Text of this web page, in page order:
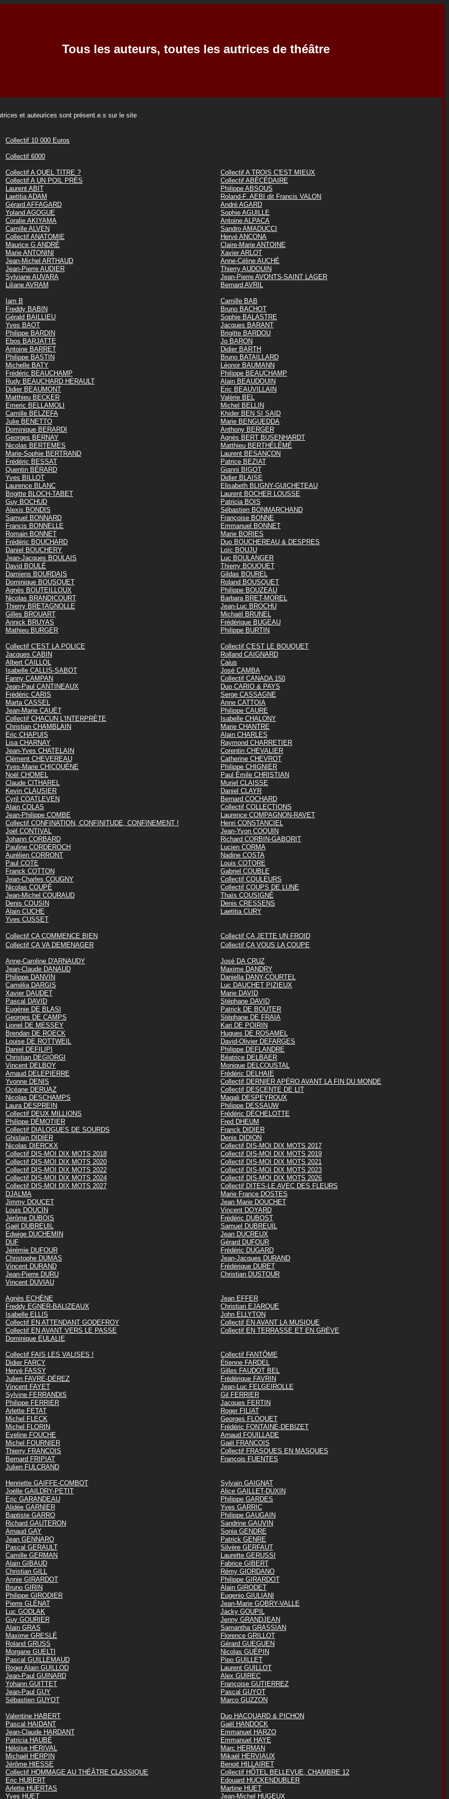
Tous les auteurs, toutes les autrices de théâtre
et auteurices sont présent.e.s sur le site
Collectif 10 000 Euros
Collectif 6000
Collectif A QUEL TITRE ?
Collectif A TROIS C'EST MIEUX
Collectif A UN POIL PRÈS
Collectif ABÉCÉDAIRE
Laurent ABIT
Philippe ABSOUS
Laetitia ADAM
Roland-F. AEBI dit Francis VALON
Gérard AFFAGARD
André AGARD
Yoland AGOGUE
Sophie AGUILLE
Coralie AKIYAMA
Antoine ALPACA
Camille ALVEN
Sandro AMADUCCI
Collectif ANATOMIE
Hervé ANCONA
Maurice G ANDRÉ
Claire-Marie ANTOINE
Marie ANTONINI
Xavier ARLOT
Jean-Michel ARTHAUD
Anne-Céline AUCHÉ
Jean-Pierre AUDIER
Thierry AUDOUIN
Sylviane AUVARA
Jean-Pierre AVONTS-SAINT LAGER
Liliane AVRAM
Bernard AVRIL
Iam B
Camille BAB
Freddy BABIN
Bruno BACHOT
Gérald BAILLIEU
Sophie BALASTRE
Yves BAOT
Jacques BARANT
Philippe BARDIN
Brigitte BARDOU
Ebos BARJATTE
Jo BARON
Antoine BARRET
Didier BARTH
Philippe BASTIN
Bruno BATAILLARD
Michelle BATY
Léonor BAUMANN
Frédéric BEAUCHAMP
Philippe BEAUCHAMP
Rudy BEAUCHARD HERAULT
Alain BEAUDOUIN
Didier BEAUMONT
Eric BEAUVILLAIN
Matthieu BECKER
Valérie BEL
Emeric BELLAMOLI
Michel BELLIN
Camille BELZEFA
Khider BEN SI SAID
Julie BENETTO
Marie BENGUEDDA
Dominique BERARDI
Anthony BERGER
Georges BERNAY
Agnès BERT BUSENHARDT
Nicolas BERTEMES
Matthieu BERTHÉLÉMÉ
Marie-Sophie BERTRAND
Laurent BESANÇON
Frédéric BESSAT
Patrice BEZIAT
Quentin BÉRARD
Gianni BIGOT
Yves BILLOT
Didier BLAISE
Laurence BLANC
Elisabeth BLIGNY-GUICHETEAU
Brigitte BLOCH-TABET
Laurent BOCHER LOUSSE
Guy BOCHUD
Patricia BOIS
Alexis BONDIS
Sébastien BONMARCHAND
Samuel BONNARD
Françoise BONNE
Francis BONNELLE
Emmanuel BONNET
Romain BONNET
Marie BORIES
Frédéric BOUCHARD
Duo BOUCHEREAU & DESPRES
Daniel BOUCHERY
Loïc BOUJU
Jean-Jacques BOULAIS
Luc BOULANGER
David BOULÉ
Thierry BOUQUET
Damiens BOURDAIS
Gildas BOUREL
Dominique BOUSQUET
Roland BOUSQUET
Agnès BOUTEILLOUX
Philippe BOUZEAU
Nicolas BRANDICOURT
Barbara BRET-MOREL
Thierry BRETAGNOLLE
Jean-Luc BROCHU
Gilles BROUART
Michaël BRUNEL
Annick BRUYAS
Frédérique BUGEAU
Mathieu BURGER
Philippe BURTIN
Collectif C'EST LA POLICE
Collectif C'EST LE BOUQUET
Jacques CABIN
Rolland CAIGNARD
Albert CAILLOL
Caius
Isabelle CALLIS-SABOT
José CAMBA
Fanny CAMPAN
Collectif CANADA 150
Jean-Paul CANTINEAUX
Duo CARIO & PAYS
Frédéric CARIS
Serge CASSAGNE
Marta CASSEL
Anne CATTOIA
Jean-Marie CAUËT
Philippe CAURE
Collectif CHACUN L'INTERPRÈTE
Isabelle CHALONY
Christian CHAMBLAIN
Marie CHANTRE
Eric CHAPUIS
Alain CHARLES
Lisa CHARNAY
Raymond CHARRETIER
Jean-Yves CHATELAIN
Corentin CHEVALIER
Clément CHEVEREAU
Catherine CHEVROT
Yves-Marie CHICOUÉNE
Philippe CHIGNIER
Noël CHOMEL
Paul Émile CHRISTIAN
Claude CITHAREL
Muriel CLAISSE
Kevin CLAUSIER
Daniel CLAYR
Cyril COATLEVEN
Bernard COCHARD
Alain COLAS
Collectif COLLECTIONS
Jean-Philippe COMBE
Laurence COMPAGNON-RAVET
Collectif CONFINATION, CONFINITUDE, CONFINEMENT !
Henri CONSTANCIEL
Joël CONTIVAL
Jean-Yvon COQUIN
Johann CORBARD
Richard CORBIN-GABORIT
Pauline CORDEROCH
Lucien CORMA
Aurélien CORRONT
Nadine COSTA
Paul COTE
Louis COTORE
Franck COTTON
Gabriel COUBLE
Jean-Charles COUGNY
Collectif COULEURS
Nicolas COUPÉ
Collectif COUPS DE LUNE
Jean-Michel COURAUD
Thaïs COUSIGNÉ
Denis COUSIN
Denis CRESSENS
Alain CUCHE
Laetitia CURY
Yves CUSSET
Collectif ÇA COMMENCE BIEN
Collectif ÇA JETTE UN FROID
Collectif ÇA VA DEMENAGER
Collectif ÇA VOUS LA COUPE
Anne-Caroline D'ARNAUDY
José DA CRUZ
Jean-Claude DANAUD
Maxime DANDRY
Philippe DANVIN
Daniella DANY-COURTEL
Camélia DARGIS
Luc DAUCHET PIZIEUX
Xavier DAUDET
Marie DAVID
Pascal DAVID
Stéphane DAVID
Eugénie DE BLASI
Patrick DE BOUTER
Georges DE CAMPS
Stéphane DE FRAIA
Lionel DE MESSEY
Kari DE POIRIN
Brendan DE ROECK
Hugues DE ROSAMEL
Louise DE ROTTWEIL
David-Olivier DEFARGES
Daniel DEFILIPI
Philippe DEFLANDRE
Christian DEGIORGI
Béatrice DELBAER
Vincent DELBOY
Monique DELCOUSTAL
Arnaud DELEPIERRE
Frédéric DELHAIE
Yvonne DENIS
Collectif DERNIER APÉRO AVANT LA FIN DU MONDE
Océane DERUAZ
Collectif DESCENTE DE LIT
Nicolas DESCHAMPS
Magali DESPEYROUX
Laura DESPREIN
Philippe DESSAUW
Collectif DEUX MILLIONS
Frédéric DÉCHELOTTE
Philippe DÉMOTIER
Fred DHEUM
Collectif DIALOGUES DE SOURDS
Franck DIDIER
Ghislain DIDIER
Denis DIDION
Nicolas DIERCKX
Collectif DIS-MOI DIX MOTS 2017
Collectif DIS-MOI DIX MOTS 2018
Collectif DIS-MOI DIX MOTS 2019
Collectif DIS-MOI DIX MOTS 2020
Collectif DIS-MOI DIX MOTS 2021
Collectif DIS-MOI DIX MOTS 2022
Collectif DIS-MOI DIX MOTS 2023
Collectif DIS-MOI DIX MOTS 2024
Collectif DIS-MOI DIX MOTS 2026
Collectif DIS-MOI DIX MOTS 2027
Collectif DITES-LE AVEC DES FLEURS
DJALMA
Marie France DOSTES
Jimmy DOUCET
Jean Marie DOUCHET
Louis DOUCIN
Vincent DOYARD
Jérôme DUBOIS
Frédéric DUBOST
Gaël DUBREUIL
Samuel DUBREUIL
Edwige DUCHEMIN
Jean DUCREUX
DUF
Gérard DUFOUR
Jérémie DUFOUR
Frédéric DUGARD
Christophe DUMAS
Jean-Jacques DURAND
Vincent DURAND
Frédérique DURET
Jean-Pierre DURU
Christian DUSTOUR
Vincent DUVIAU
Agnès ECHÈNE
Jean EFFER
Freddy EGNER-BALIZEAUX
Christian EJARQUE
Isabelle ELLIS
John ELLYTON
Collectif EN ATTENDANT GODEFROY
Collectif EN AVANT LA MUSIQUE
Collectif EN AVANT VERS LE PASSE
Collectif EN TERRASSE ET EN GRÈVE
Dominique EULALIE
Collectif FAIS LES VALISES !
Collectif FANTÔME
Didier FARCY
Étienne FARDEL
Hervé FASSY
Gilles FAUDOT BEL
Julien FAVRE-DÉREZ
Frédérique FAVRIN
Vincent FAYET
Jean-Luc FELGEIROLLE
Sylvine FERRANDIS
Gil FERRIER
Philippe FERRIER
Jacques FERTIN
Arlette FETAT
Roger FILIAT
Michel FLECK
Georges FLOQUET
Michel FLORIN
Frédéric FONTAINE-DEBIZET
Eveline FOUCHE
Arnaud FOUILLADE
Michel FOURNIER
Gaël FRANCOIS
Thierry FRANCOIS
Collectif FRASQUES EN MASQUES
Bernard FRIPIAT
François FUENTES
Julien FULCRAND
Henriette GAIFFE-COMBOT
Sylvain GAIGNAT
Joëlle GAILDRY-PETIT
Alice GAILLET-DUXIN
Eric GARANDEAU
Philippe GARDES
Alidée GARNIER
Yves GARRIC
Baptiste GARRO
Philippe GAUGAIN
Richard GAUTERON
Sandrine GAUVIN
Arnaud GAY
Sonia GENDRE
Jean GENNARO
Patrick GENRE
Pascal GERAULT
Silvère GERFAUT
Camille GERMAN
Laurette GERUSSI
Alain GIBAUD
Fabrice GIBERT
Christian GILL
Rémy GIORDANO
Annie GIRARDOT
Philippe GIRARDOT
Bruno GIRIN
Alain GIRODET
Philippe GIRODIER
Eugenio GIULIANI
Pierre GLÉNAT
Jean-Marie GOBRY-VALLE
Luc GODLAK
Jacky GOUPIL
Guy GOURIER
Jenny GRANDJEAN
Alain GRAS
Samantha GRASSIAN
Maxime GRESLÉ
Florence GRILLOT
Roland GRUSS
Gérard GUEGUEN
Morgane GUELTI
Nicolas GUÉPIN
Pascal GUILLEMAUD
Pipo GUILLET
Roger Alain GUILLOD
Laurent GUILLOT
Jean-Paul GUINARD
Alex GUIREC
Yohann GUITTET
Françoise GUTIERREZ
Jean-Paul GUY
Pascal GUYOT
Sébastien GUYOT
Marco GUZZON
Valentine HABERT
Duo HACQUARD & PICHON
Pascal HAIDANT
Gaël HANDOCK
Jean-Claude HARDANT
Emmanuel HARZO
Patricia HAUBÉ
Emmanuel HAYE
Héloïse HERIVAL
Marc HERMAN
Michaël HERPIN
Mikaël HERVIAUX
Jérôme HIESSE
Benoit HILLAIRET
Collectif HOMMAGE AU THÉÂTRE CLASSIQUE
Collectif HÔTEL BELLEVUE, CHAMBRE 12
Eric HUBERT
Edouard HUCKENDUBLER
Arlette HUERTAS
Martine HUET
Yves HUET
Jean-Michel HUGEUX